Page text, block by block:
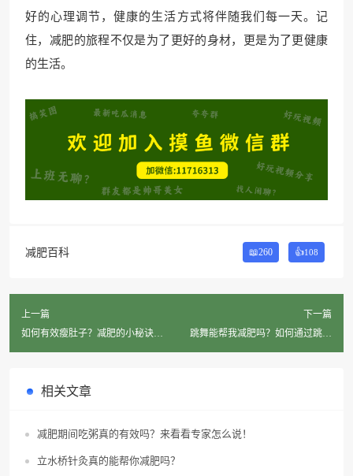
好的心理调节，健康的生活方式将伴随我们每一天。记
住，减肥的旅程不仅是为了更好的身材，更是为了更健康
的生活。
减肥百科 📖260 👍108
上一篇
如何有效瘦肚子？减肥的小秘诀大
下一篇
跳舞能帮我减肥吗？如何通过跳舞
相关文章
减肥期间吃粥真的有效吗？来看看专家怎么说！
立水桥针灸真的能帮你减肥吗？